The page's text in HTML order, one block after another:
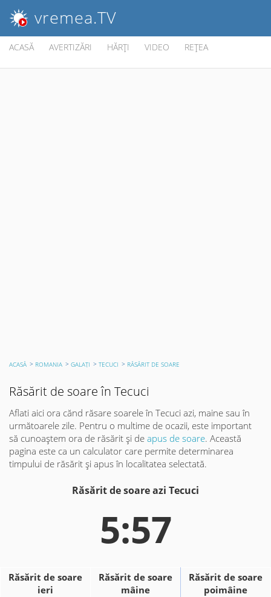
vremea.TV
ACASĂ AVERTIZĂRI HĂRŢI VIDEO REŢEA
ACASĂ ROMANIA GALAŢI TECUCI RĂSĂRIT DE SOARE
Răsărit de soare în Tecuci
Aflati aici ora cănd răsare soarele în Tecuci azi, maine sau în
următoarele zile. Pentru o multime de ocazii, este important
să cunoaștem ora de răsărit și de apus de soare. Această
pagina este ca un calculator care permite determinarea
timpului de răsărit și apus în localitatea selectată.
Răsărit de soare azi Tecuci
5:57
Răsărit de soare
ieri
Răsărit de soare
mâine
Răsărit de soare
poimâine